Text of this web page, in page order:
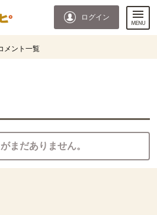
ログイン
メント一覧
まだありません。